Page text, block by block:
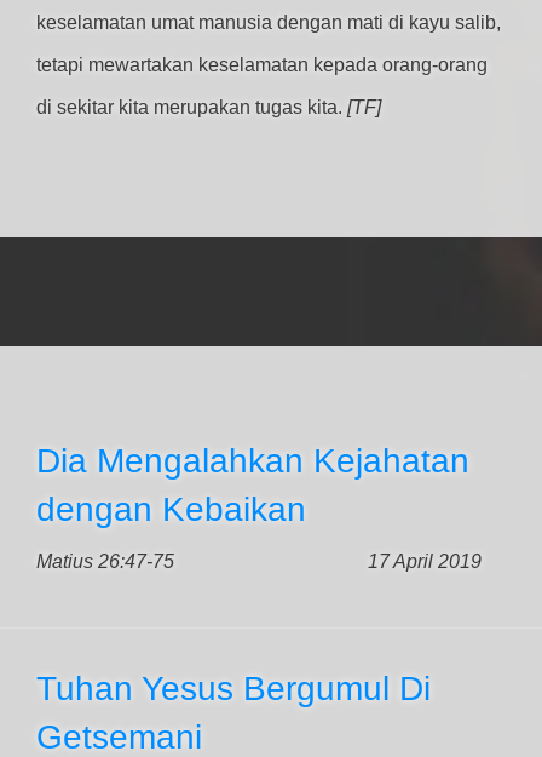
keselamatan umat manusia dengan mati di kayu salib,
tetapi mewartakan keselamatan kepada orang-orang
di sekitar kita merupakan tugas kita. [TF]
Dia Mengalahkan Kejahatan
dengan Kebaikan
Matius 26:47-75 17 April 2019
Tuhan Yesus Bergumul Di
Getsemani